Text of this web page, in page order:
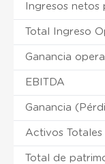
Ingresos netos
Total Ingreso
Ganancia
EBITDA
Ganancia
Activos Totales
Total de